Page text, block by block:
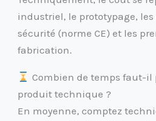
industriel, le prototypage,
sécurité (norme CE) et les
fabrication.
Combien de temps faut-il
produit technique ?
En moyenne, comptez